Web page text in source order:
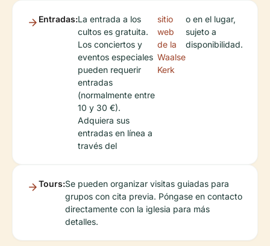
Entradas:La entrada a los
cultos es gratuita.
Los conciertos y
eventos especiales
pueden requerir
entradas
(normalmente entre
10 y 30 €).
Adquiera sus
entradas en línea a
través del
sitio
web
de la
Waalse
Kerk
o en el lugar,
sujeto a
disponibilidad.
Tours:Se pueden organizar visitas guiadas para
grupos con cita previa. Póngase en contacto
directamente con la iglesia para más
detalles.